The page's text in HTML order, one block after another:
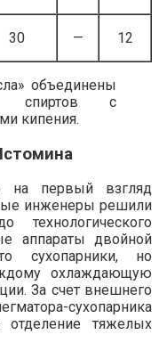
30 — 12
объединены
спиртов с
кипения.
на первый взгляд
инженеры решили
аппараты двойной
сухопарники, но
охлаждающую
За счет внешнего
сухопарника
отделение тяжелых